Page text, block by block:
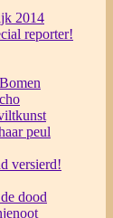
2014
reporter!
peul
versierd!
dood